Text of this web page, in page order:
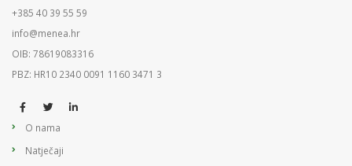
+385 40 39 55 59
info@menea.hr
OIB: 78619083316
PBZ: HR10 2340 0091 1160 3471 3
O nama
Natječaji